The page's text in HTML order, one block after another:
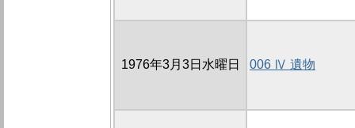
1976年3月3日水曜日 006 Ⅳ 遺物